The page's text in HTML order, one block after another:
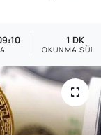
1 DK
OKUNMA